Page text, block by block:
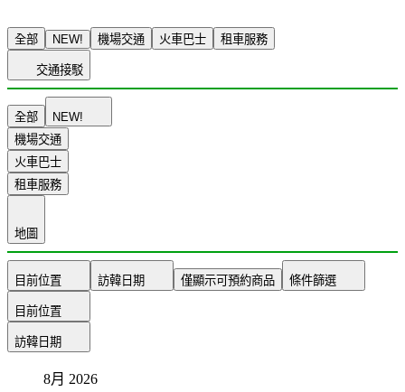
全部 NEW! 機場交通 火車巴士 租車服務
交通接駁
全部
NEW!
機場交通
火車巴士
租車服務
地圖
目前位置 訪韓日期 僅顯示可預約商品 條件篩選
目前位置
訪韓日期
8月 2026